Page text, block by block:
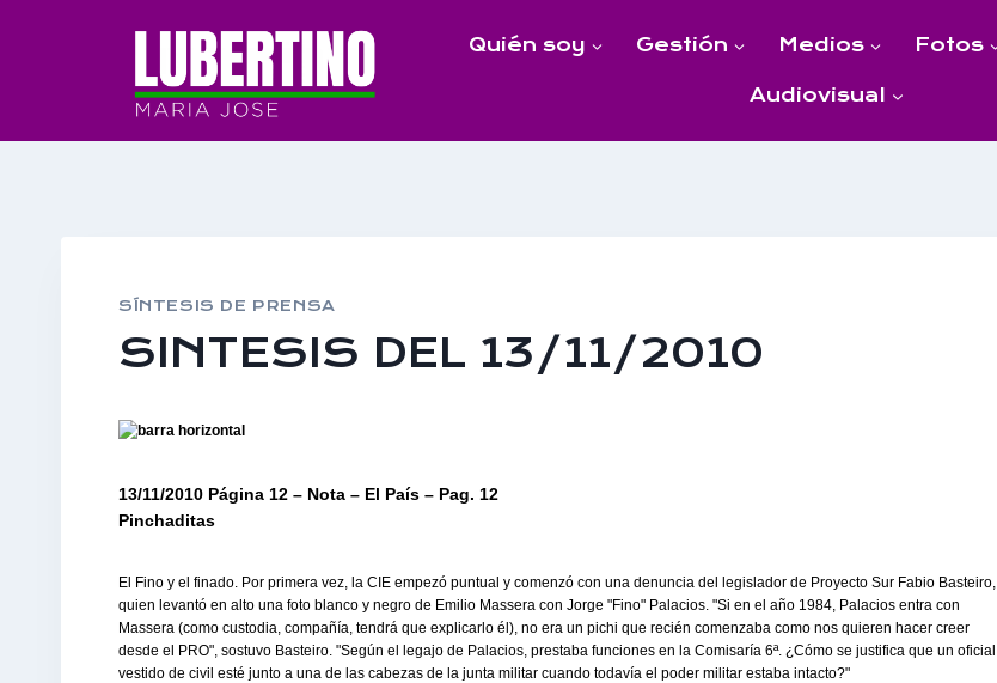
Quién soy Gestión Medios Fotos
Audiovisual
SÍNTESIS DE PRENSA
SINTESIS DEL 13/11/2010
13/11/2010 Página 12 – Nota – El País – Pag. 12
Pinchaditas
El Fino y el finado. Por primera vez, la CIE empezó puntual y comenzó con una denuncia del legislador de Proyecto Sur Fabio Basteiro,
quien levantó en alto una foto blanco y negro de Emilio Massera con Jorge "Fino" Palacios. "Si en el año 1984, Palacios entra con
Massera (como custodia, compañía, tendrá que explicarlo él), no era un pichi que recién comenzaba como nos quieren hacer creer
desde el PRO", sostuvo Basteiro. "Según el legajo de Palacios, prestaba funciones en la Comisaría 6ª. ¿Cómo se justifica que un oficial
vestido de civil esté junto a una de las cabezas de la junta militar cuando todavía el poder militar estaba intacto?"